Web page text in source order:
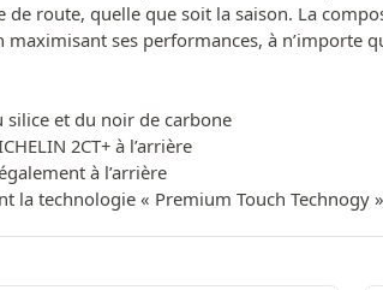
route, quelle que soit la saison. La
ses performances, à n’importe
et du noir de carbone
2CT+ à l’arrière
à l’arrière
la technologie « Premium Touch Technogy »